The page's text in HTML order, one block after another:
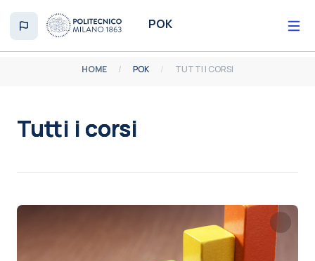
POK
HOME POK TUTTI I CORSI
Tutti i corsi